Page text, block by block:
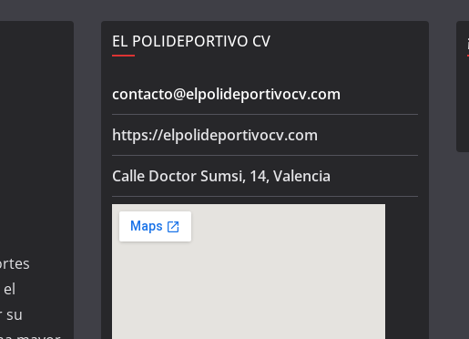
su
EL POLIDEPORTIVO CV
contacto@elpolideportivocv.com
https://elpolideportivocv.com
Calle Doctor Sumsi, 14, Valencia